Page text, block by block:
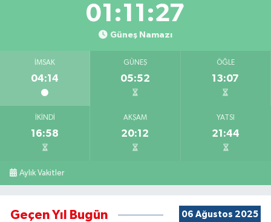
01:11:26
Güneş Namazı
İMSAK
04:14
GÜNEŞ
05:52
ÖĞLE
13:07
İKINDI
16:58
AKŞAM
20:12
YATSI
21:44
Aylık Vakitler
Geçen Yıl Bugün 06 Ağustos 2025